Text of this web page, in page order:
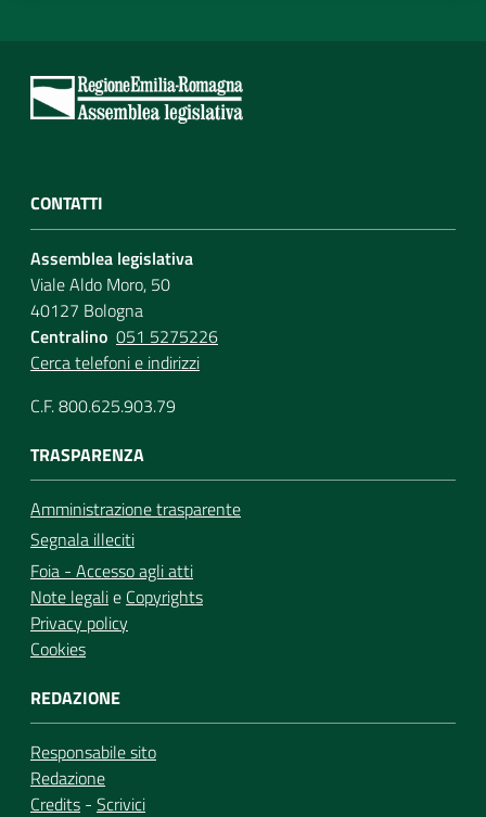
CONTATTI
Assemblea legislativa
Viale Aldo Moro, 50
40127 Bologna
Centralino 051 5275226
Cerca telefoni e indirizzi
C.F. 800.625.903.79
TRASPARENZA
Amministrazione trasparente
Segnala illeciti
Foia - Accesso agli atti
Note legalie Copyrights
Privacy policy
Cookies
REDAZIONE
Responsabile sito
Redazione
Credits - Scrivici